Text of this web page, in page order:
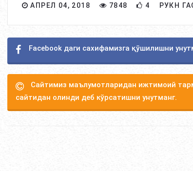
АПРЕЛ 04, 2018 7848 4 РУКН
Facebook даги сахифамизга қўшилишни
Сайтимиз маълумотларидан ижтимоий
сайтидан олинди деб кўрсатишни унутманг.